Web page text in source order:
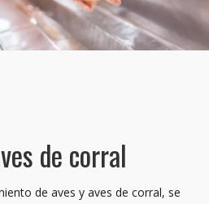
de corral
de aves y aves de corral, se